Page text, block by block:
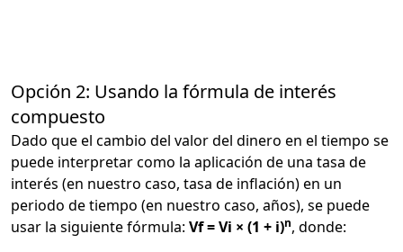
Opción 2: Usando la fórmula de interés
compuesto
Dado que el cambio del valor del dinero en el tiempo se
puede interpretar como la aplicación de una tasa de
interés (en nuestro caso, tasa de inflación) en un
periodo de tiempo (en nuestro caso, años), se puede
usar la siguiente fórmula: Vf = Vi × (1 + i)n, donde: